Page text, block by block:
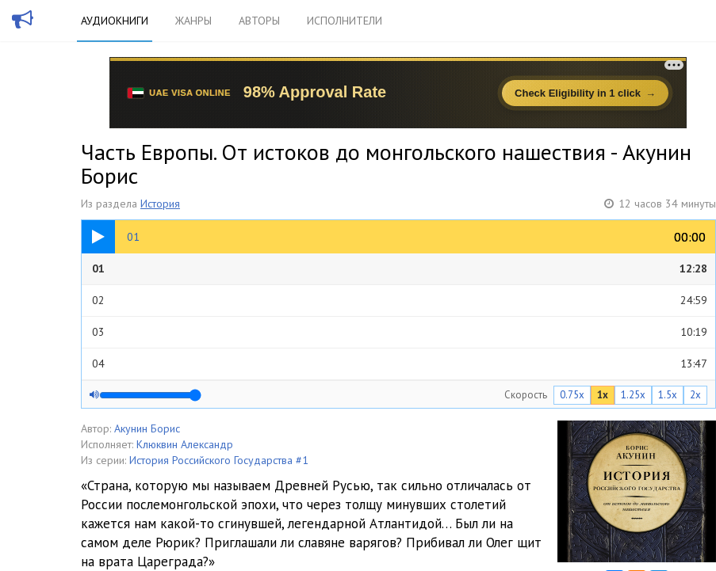
АУДИОКНИГИ ЖАНРЫ АВТОРЫ ИСПОЛНИТЕЛИ
Часть Европы. От истоков до монгольского нашествия - Акунин
Борис
Из раздела История 12 часов 34 минуты
01 00:00
00:00
12:28
01 12:28
02 24:59
03 10:19
04 13:47
05 10:59
06 12:51
07 12:14
08 17:41
09 11:14
11:50
Скорость 0.75x 1x 1.25x 1.5x 2x
Автор: Акунин Борис
Исполняет: Клюквин Александр
Из серии: История Российского Государства #1
«Страна, которую мы называем Древней Русью, так сильно отличалась от
России послемонгольской эпохи, что через толщу минувших столетий
кажется нам какой-то сгинувшей, легендарной Атлантидой… Был ли на
самом деле Рюрик? Приглашали ли славяне варягов? Прибивал ли Олег щит
на врата Цареграда?»